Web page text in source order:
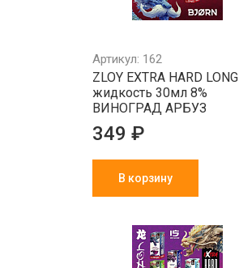
Артикул: 162
ZLOY EXTRA HARD LONG
жидкость 30мл 8%
ВИНОГРАД АРБУЗ
349 ₽
В корзину